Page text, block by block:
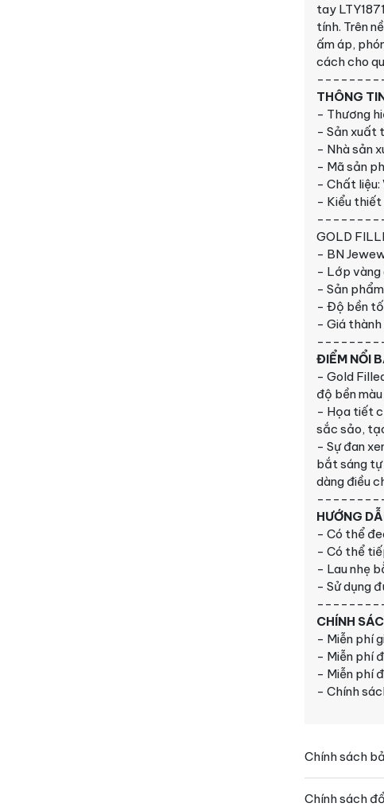
tay
tính. Trên
ấm áp,
cách cho
THÔNG
- Thương
- Sản xuất
- Nhà sản
- Mã sản
- Chất liệu:
- Kiểu thiết
GOLD
- BN
- Lớp vàng
- Sản
- Độ bền
- Giá thành
ĐIỂM NỔI
- Gold
độ bền
- Họa tiết
sắc sảo,
- Sự đan
bắt sáng tự
dàng điều
HƯỚNG
- Có thể
- Có thể
- Lau nhẹ
- Sử dụng
CHÍNH
- Miễn phí
- Miễn phí
- Miễn phí
- Chính
Chính sách
Chính sách